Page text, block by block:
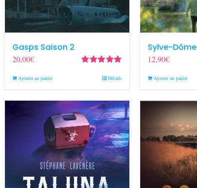
Gasps Saison 2
20,00€
Ajouter au panier Détails
Sylve-Dôme
12,90€
Ajouter au panier